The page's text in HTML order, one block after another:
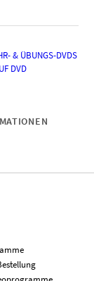
& ÜBUNGS-DVDS
DVD